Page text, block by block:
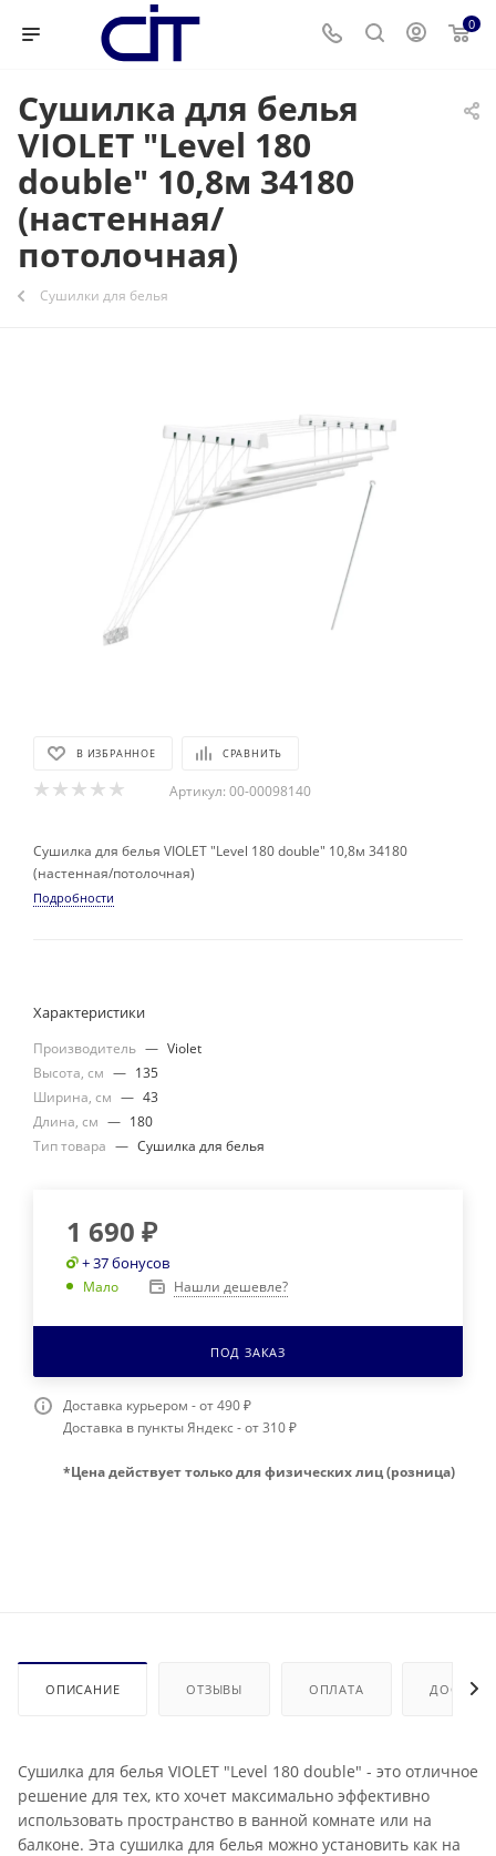
0
Сушилка для белья
VIOLET "Level 180
double" 10,8м 34180
(настенная/
потолочная)
Сушилки для белья
В ИЗБРАННОЕ СРАВНИТЬ
Артикул: 00-00098140
Сушилка для белья VIOLET "Level 180 double" 10,8м 34180
(настенная/потолочная)
Подробности
Характеристики
Производитель — Violet
Высота, см — 135
Ширина, см — 43
Длина, см — 180
Тип товара — Сушилка для белья
1 690 ₽
+ 37 бонусов
Мало Нашли дешевле?
ПОД ЗАКАЗ
Доставка курьером - от 490 ₽
Доставка в пункты Яндекс - от 310 ₽
*Цена действует только для физических лиц (розница)
ОПИСАНИЕ ОТЗЫВЫ ОПЛАТА
Сушилка для белья VIOLET "Level 180 double" - это отличное
решение для тех, кто хочет максимально эффективно
использовать пространство в ванной комнате или на
балконе. Эта сушилка для белья можно установить как на